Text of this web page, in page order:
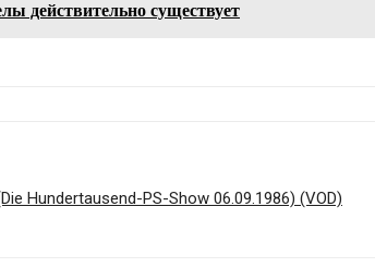
действительно существует
Hundertausend-PS-Show 06.09.1986) (VOD)